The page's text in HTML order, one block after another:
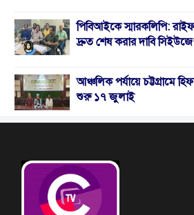
পিবিআইকে স্মারকলিপি:
দ্রুত শেষ করার দাবি
আঞ্চলিক পর্যায়ে চট্টগ্রামে
শুরু ১৭ জুলাই